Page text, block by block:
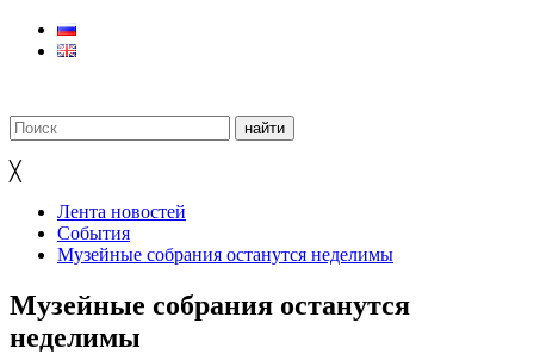
╳
Лента новостей
События
Музейные собрания останутся неделимы
Музейные собрания останутся
неделимы